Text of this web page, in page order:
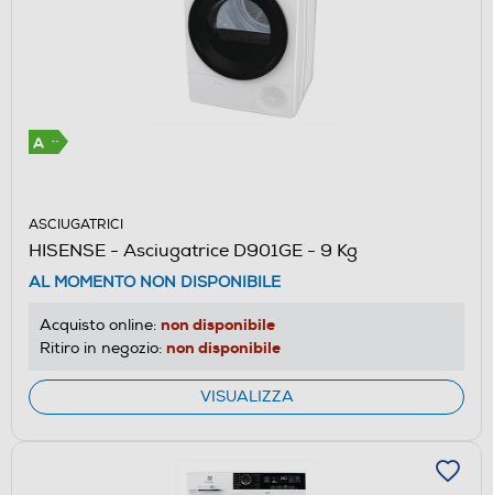
ASCIUGATRICI
HISENSE - Asciugatrice D901GE - 9 Kg
AL MOMENTO NON DISPONIBILE
Acquisto online: non disponibile
Ritiro in negozio: non disponibile
VISUALIZZA